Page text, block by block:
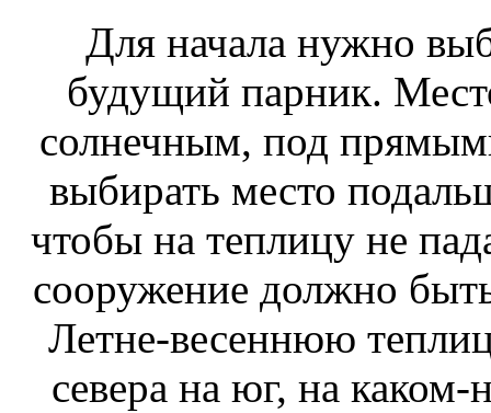
Для начала нужно
будущий парник.
солнечным, под
выбирать место
чтобы на теплицу не
сооружение должно
Летне-весеннюю
севера на юг, на